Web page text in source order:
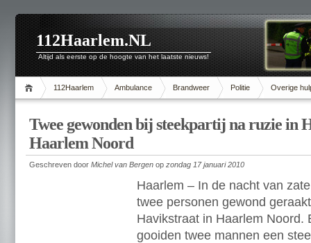
112Haarlem.NL
Altijd als eerste op de hoogte van het laatste nieuws!
112Haarlem Ambulance Brandweer Politie Overige
Twee gewonden bij steekpartij na ruzie in
Haarlem Noord
Geschreven door Michel van Bergen op zondag 17 januari 2010
Haarlem – In de nacht van
twee personen gewond
Havikstraat in Haarlem Noord.
gooiden twee mannen een